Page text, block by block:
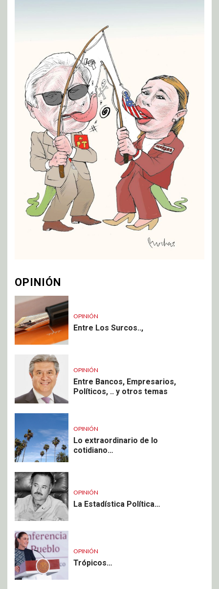
OPINIÓN
OPINIÓN
Entre Los Surcos..,
OPINIÓN
Entre Bancos, Empresarios,
Políticos, .. y otros temas
OPINIÓN
Lo extraordinario de lo
cotidiano…
OPINIÓN
La Estadística Política…
OPINIÓN
Trópicos…